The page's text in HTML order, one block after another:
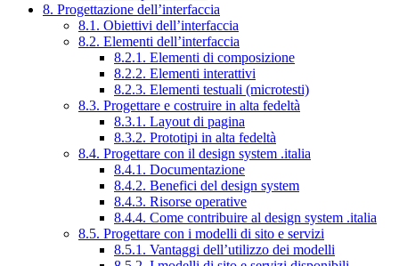
8. Progettazione dell’interfaccia
8.1. Obiettivi dell’interfaccia
8.2. Elementi dell’interfaccia
8.2.1. Elementi di composizione
8.2.2. Elementi interattivi
8.2.3. Elementi testuali (microtesti)
8.3. Progettare e costruire in alta fedeltà
8.3.1. Layout di pagina
8.3.2. Prototipi in alta fedeltà
8.4. Progettare con il design system .italia
8.4.1. Documentazione
8.4.2. Benefici del design system
8.4.3. Risorse operative
8.4.4. Come contribuire al design system .italia
8.5. Progettare con i modelli di sito e servizi
8.5.1. Vantaggi dell’utilizzo dei modelli